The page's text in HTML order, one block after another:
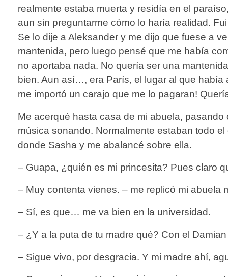
realmente estaba muerta y residía en el
aun sin preguntarme cómo lo haría realidad.
Se lo dije a Aleksander y me dijo que fuese a
mantenida, pero luego pensé que me había
no aportaba nada. No quería ser una
bien. Aun así…, era París, el lugar al que había
me importó un carajo que me lo pagaran!
Me acerqué hasta casa de mi abuela,
música sonando. Normalmente estaban todo
donde Sasha y me abalancé sobre ella.
– Guapa, ¿quién es mi princesita? Pues claro
– Muy contenta vienes. – me replicó mi abuela
– Sí, es que… me va bien en la universidad.
– ¿Y a la puta de tu madre qué? Con el
– Sigue vivo, por desgracia. Y mi madre ahí,